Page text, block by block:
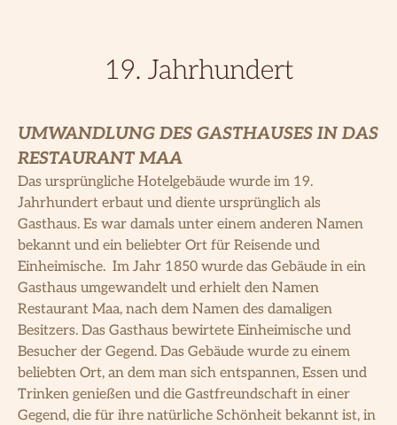
19. Jahrhundert
UMWANDLUNG DES GASTHAUSES IN DAS
RESTAURANT MAA
Das ursprüngliche Hotelgebäude wurde im 19.
Jahrhundert erbaut und diente ursprünglich als
Gasthaus. Es war damals unter einem anderen Namen
bekannt und ein beliebter Ort für Reisende und
Einheimische. Im Jahr 1850 wurde das Gebäude in ein
Gasthaus umgewandelt und erhielt den Namen
Restaurant Maa, nach dem Namen des damaligen
Besitzers. Das Gasthaus bewirtete Einheimische und
Besucher der Gegend. Das Gebäude wurde zu einem
beliebten Ort, an dem man sich entspannen, Essen und
Trinken genießen und die Gastfreundschaft in einer
Gegend, die für ihre natürliche Schönheit bekannt ist, in